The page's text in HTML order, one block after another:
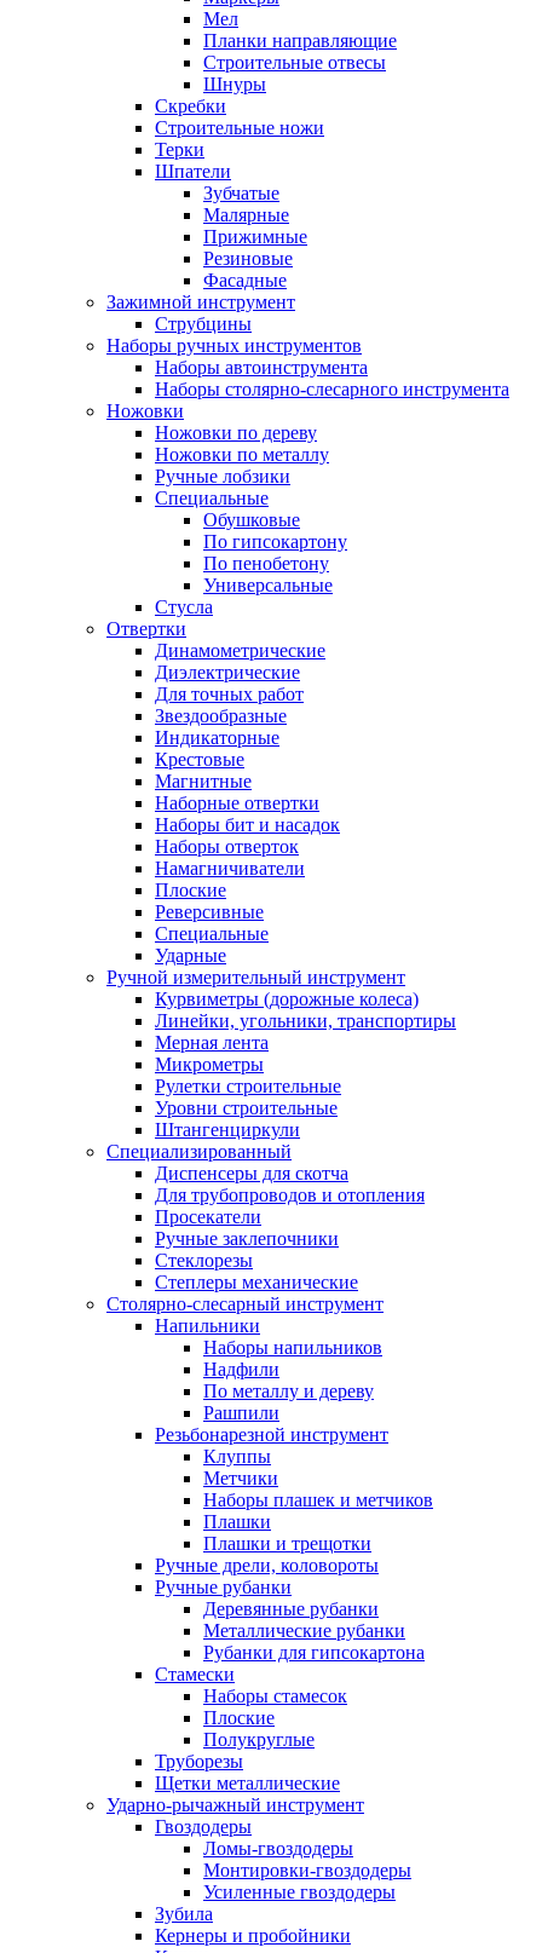
Мел
Планки направляющие
Строительные отвесы
Шнуры
Скребки
Строительные ножи
Терки
Шпатели
Зубчатые
Малярные
Прижимные
Резиновые
Фасадные
Зажимной инструмент
Струбцины
Наборы ручных инструментов
Наборы автоинструмента
Наборы столярно-слесарного инструмента
Ножовки
Ножовки по дереву
Ножовки по металлу
Ручные лобзики
Специальные
Обушковые
По гипсокартону
По пенобетону
Универсальные
Стусла
Отвертки
Динамометрические
Диэлектрические
Для точных работ
Звездообразные
Индикаторные
Крестовые
Магнитные
Наборные отвертки
Наборы бит и насадок
Наборы отверток
Намагничиватели
Плоские
Реверсивные
Специальные
Ударные
Ручной измерительный инструмент
Курвиметры (дорожные колеса)
Линейки, угольники, транспортиры
Мерная лента
Микрометры
Рулетки строительные
Уровни строительные
Штангенциркули
Специализированный
Диспенсеры для скотча
Для трубопроводов и отопления
Просекатели
Ручные заклепочники
Стеклорезы
Степлеры механические
Столярно-слесарный инструмент
Напильники
Наборы напильников
Надфили
По металлу и дереву
Рашпили
Резьбонарезной инструмент
Клуппы
Метчики
Наборы плашек и метчиков
Плашки
Плашки и трещотки
Ручные дрели, коловороты
Ручные рубанки
Деревянные рубанки
Металлические рубанки
Рубанки для гипсокартона
Стамески
Наборы стамесок
Плоские
Полукруглые
Труборезы
Щетки металлические
Ударно-рычажный инструмент
Гвоздодеры
Ломы-гвоздодеры
Монтировки-гвоздодеры
Усиленные гвоздодеры
Зубила
Кернеры и пробойники